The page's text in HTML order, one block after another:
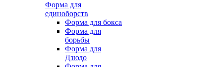
Форма для
единоборств
Форма для бокса
Форма для
борьбы
Форма для
Дзюдо